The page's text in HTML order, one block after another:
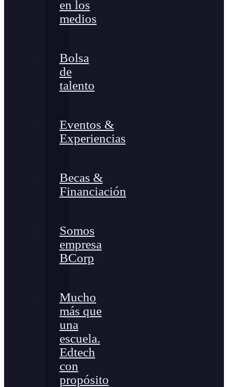
en los
medios
Bolsa
de
talento
Eventos &
Experiencias
Becas &
Financiación
Somos
empresa
BCorp
Mucho
más que
una
escuela.
Edtech
con
propósito